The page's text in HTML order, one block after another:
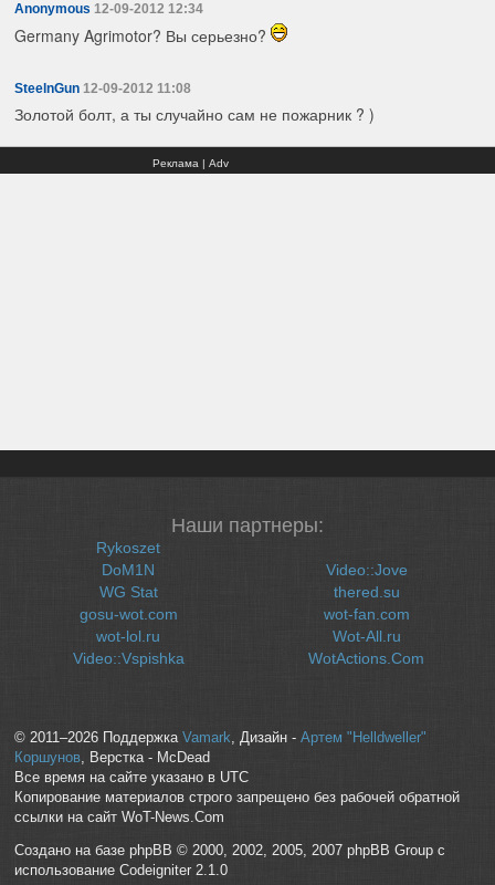
Anonymous 12-09-2012 12:34
Germany Agrimotor? Вы серьезно?
SteelnGun 12-09-2012 11:08
Золотой болт, а ты случайно сам не пожарник ? )
Реклама | Adv
Наши партнеры:
Rykoszet
DoM1N
WG Stat
gosu-wot.com
wot-lol.ru
Video::Vspishka
Video::Jove
thered.su
wot-fan.com
Wot-All.ru
WotActions.Com
© 2011–2026 Поддержка Vamark , Дизайн - Артем "Helldweller"
Коршунов, Верстка - McDead
Все время на сайте указано в UTC
Копирование материалов строго запрещено без рабочей обратной
ссылки на сайт WoT-News.Com
Создано на базе phpBB © 2000, 2002, 2005, 2007 phpBB Group с
использование Codeigniter 2.1.0